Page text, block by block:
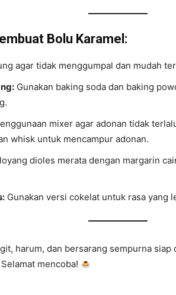
Bolu Karamel:
agar tidak menggumpal dan mudah
Gunakan baking soda dan baking
mixer agar adonan tidak
whisk untuk mencampur adonan.
dioles merata dengan margarin
Gunakan versi cokelat untuk rasa yang
harum, dan bersarang sempurna
mencoba!